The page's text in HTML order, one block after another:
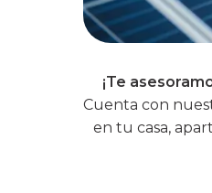
Hogares
¡Te
Cuenta con
en tu casa,